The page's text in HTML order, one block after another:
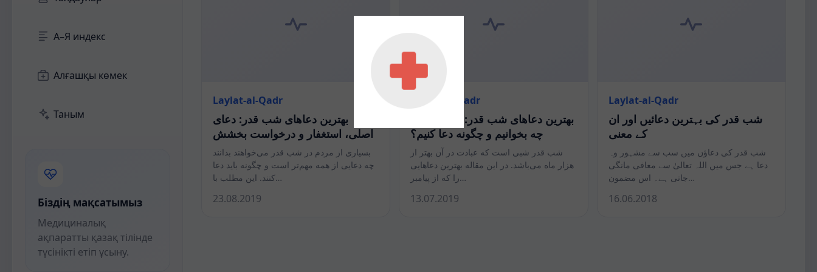
А–Я индекс
Алғашқы көмек
Таным
Біздің мақсатымыз
Медициналық
ақпаратты қазақ тілінде
түсінікті етіп ұсыну.
Laylat-al-Qadr
بهترین دعاهای شب قدر: دعای
اصلی، استغفار و درخواست بخشش
بسیاری از مردم در شب قدر می‌خواهند بدانند
چه دعایی از همه مهم‌تر است و چگونه باید دعا
کنند. این مطلب با…
23.08.2019
Laylat-al-Qadr
بهترین دعاهای شب قدر: در این شب
چه بخوانیم و چگونه دعا کنیم؟
شب قدر شبی است که عبادت در آن بهتر از
هزار ماه می‌باشد. در این مقاله بهترین دعاهایی
را که از پیامبر…
13.07.2019
Laylat-al-Qadr
شب قدر کی بہترین دعائیں اور ان
کے معنی
شب قدر کی دعاؤں میں سب سے مشہور وہ
دعا ہے جس میں اللہ تعالیٰ سے معافی مانگی
جاتی ہے۔ اس مضمون…
16.06.2018